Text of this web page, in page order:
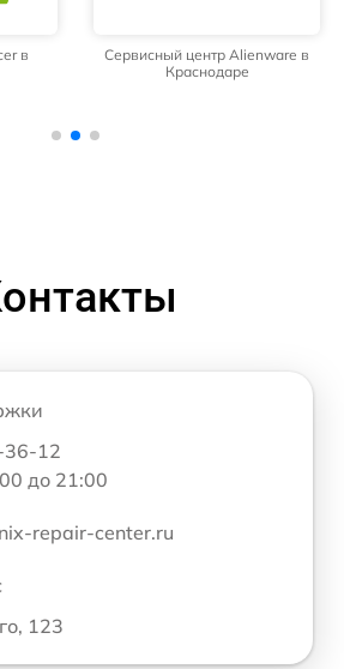
в
Сервисный центр Alienware в
Краснодаре
36-12
до 21:00
repair-center.ru
123